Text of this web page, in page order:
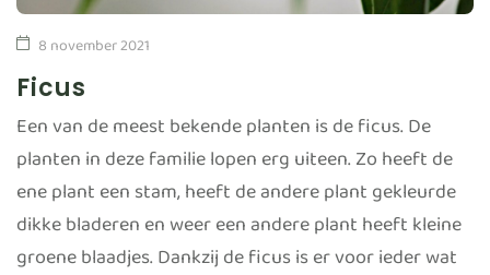
8 november 2021
Ficus
Een van de meest bekende planten is de ficus. De
planten in deze familie lopen erg uiteen. Zo heeft de
ene plant een stam, heeft de andere plant gekleurde
dikke bladeren en weer een andere plant heeft kleine
groene blaadjes. Dankzij de ficus is er voor ieder wat